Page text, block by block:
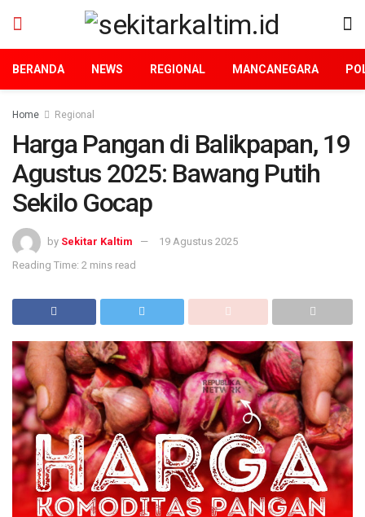
BERANDA NEWS REGIONAL MANCANEGARA
Home Regional
Harga Pangan di Balikpapan, 19
Agustus 2025: Bawang Putih
Sekilo Gocap
by Sekitar Kaltim
19 Agustus 2025
Reading Time: 2 mins read